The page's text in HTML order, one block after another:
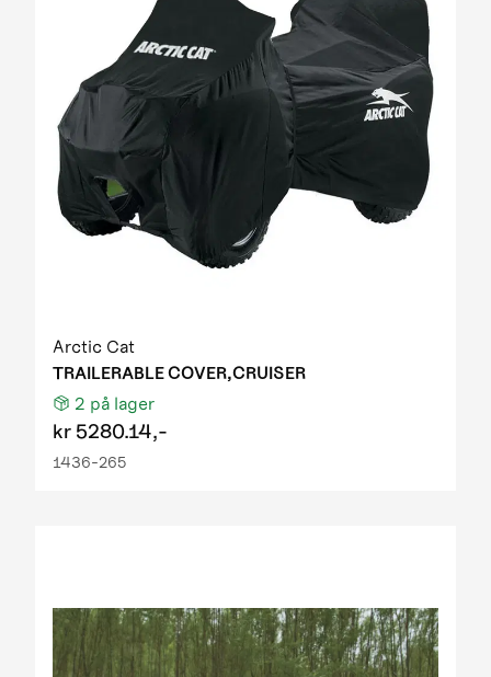
Arctic Cat
TRAILERABLE COVER,CRUISER
2 på lager
kr 5280.14,-
1436-265